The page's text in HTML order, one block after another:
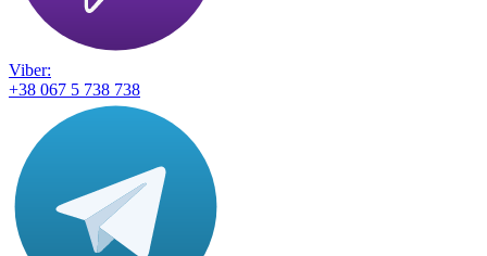
Viber:
+38 067 5 738 738